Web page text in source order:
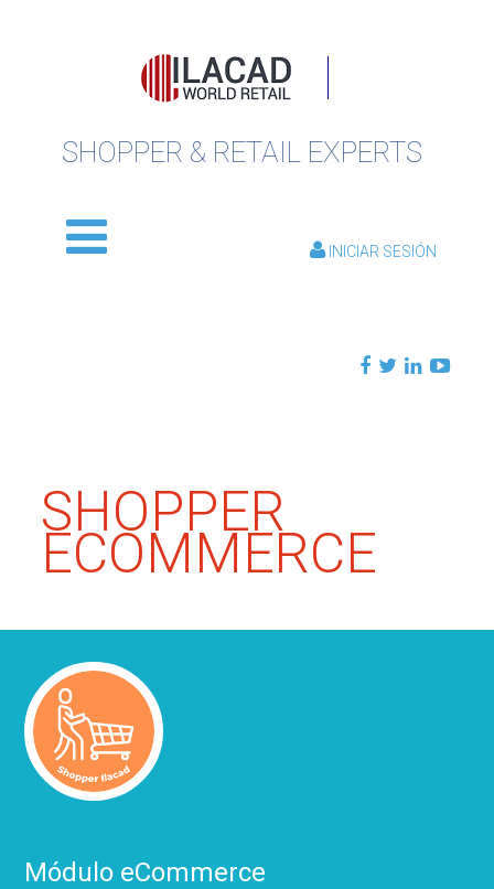
SHOPPER & RETAIL EXPERTS
INICIAR SESIÓN
SHOPPER
ECOMMERCE
Módulo eCommerce